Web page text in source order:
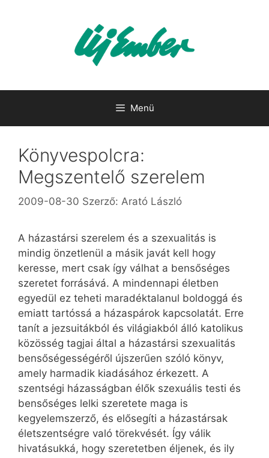
Menü
Könyvespolcra:
Megszentelő szerelem
2009-08-30 Szerző: Arató László
A házastársi szerelem és a szexualitás is
mindig önzetlenül a másik javát kell hogy
keresse, mert csak így válhat a bensőséges
szeretet forrásává. A mindennapi életben
egyedül ez teheti maradéktalanul boldoggá és
emiatt tartóssá a házaspárok kapcsolatát. Erre
tanít a jezsuitákból és világiakból álló katolikus
közösség tagjai által a házastársi szexualitás
bensőségességéről újszerűen szóló könyv,
amely harmadik kiadásához érkezett. A
szentségi házasságban élők szexuális testi és
bensőséges lelki szeretete maga is
kegyelemszerző, és elősegíti a házastársak
életszentségre való törekvését. Így válik
hivatásukká, hogy szeretetben éljenek, és ily